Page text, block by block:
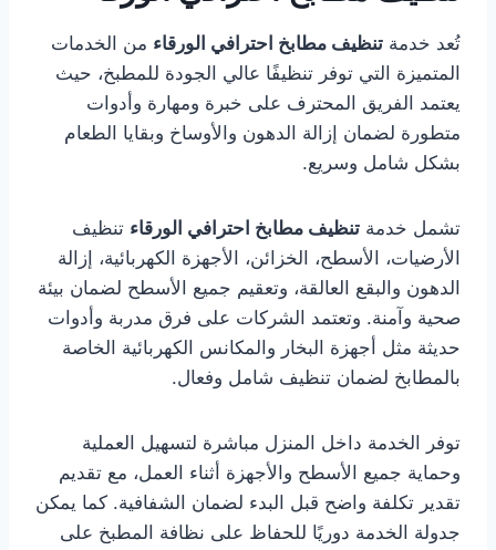
تُعد خدمة تنظيف مطابخ احترافي الورقاء من الخدمات
المتميزة التي توفر تنظيفًا عالي الجودة للمطبخ، حيث
يعتمد الفريق المحترف على خبرة ومهارة وأدوات
متطورة لضمان إزالة الدهون والأوساخ وبقايا الطعام
بشكل شامل وسريع.
تشمل خدمة تنظيف مطابخ احترافي الورقاء تنظيف
الأرضيات، الأسطح، الخزائن، الأجهزة الكهربائية، إزالة
الدهون والبقع العالقة، وتعقيم جميع الأسطح لضمان بيئة
صحية وآمنة. وتعتمد الشركات على فرق مدربة وأدوات
حديثة مثل أجهزة البخار والمكانس الكهربائية الخاصة
بالمطابخ لضمان تنظيف شامل وفعال.
توفر الخدمة داخل المنزل مباشرة لتسهيل العملية
وحماية جميع الأسطح والأجهزة أثناء العمل، مع تقديم
تقدير تكلفة واضح قبل البدء لضمان الشفافية. كما يمكن
جدولة الخدمة دوريًا للحفاظ على نظافة المطبخ على